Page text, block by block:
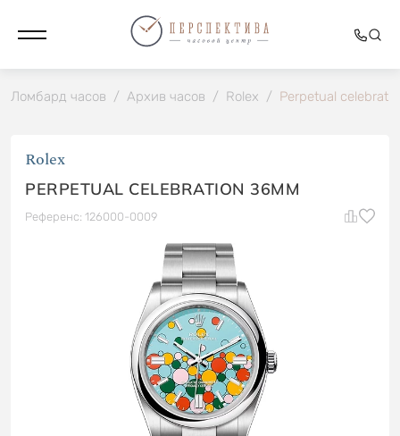
Ломбард часов / Архив часов / Rolex / Perpetual
Rolex
PERPETUAL CELEBRATION 36MM
Референс: 126000-0009